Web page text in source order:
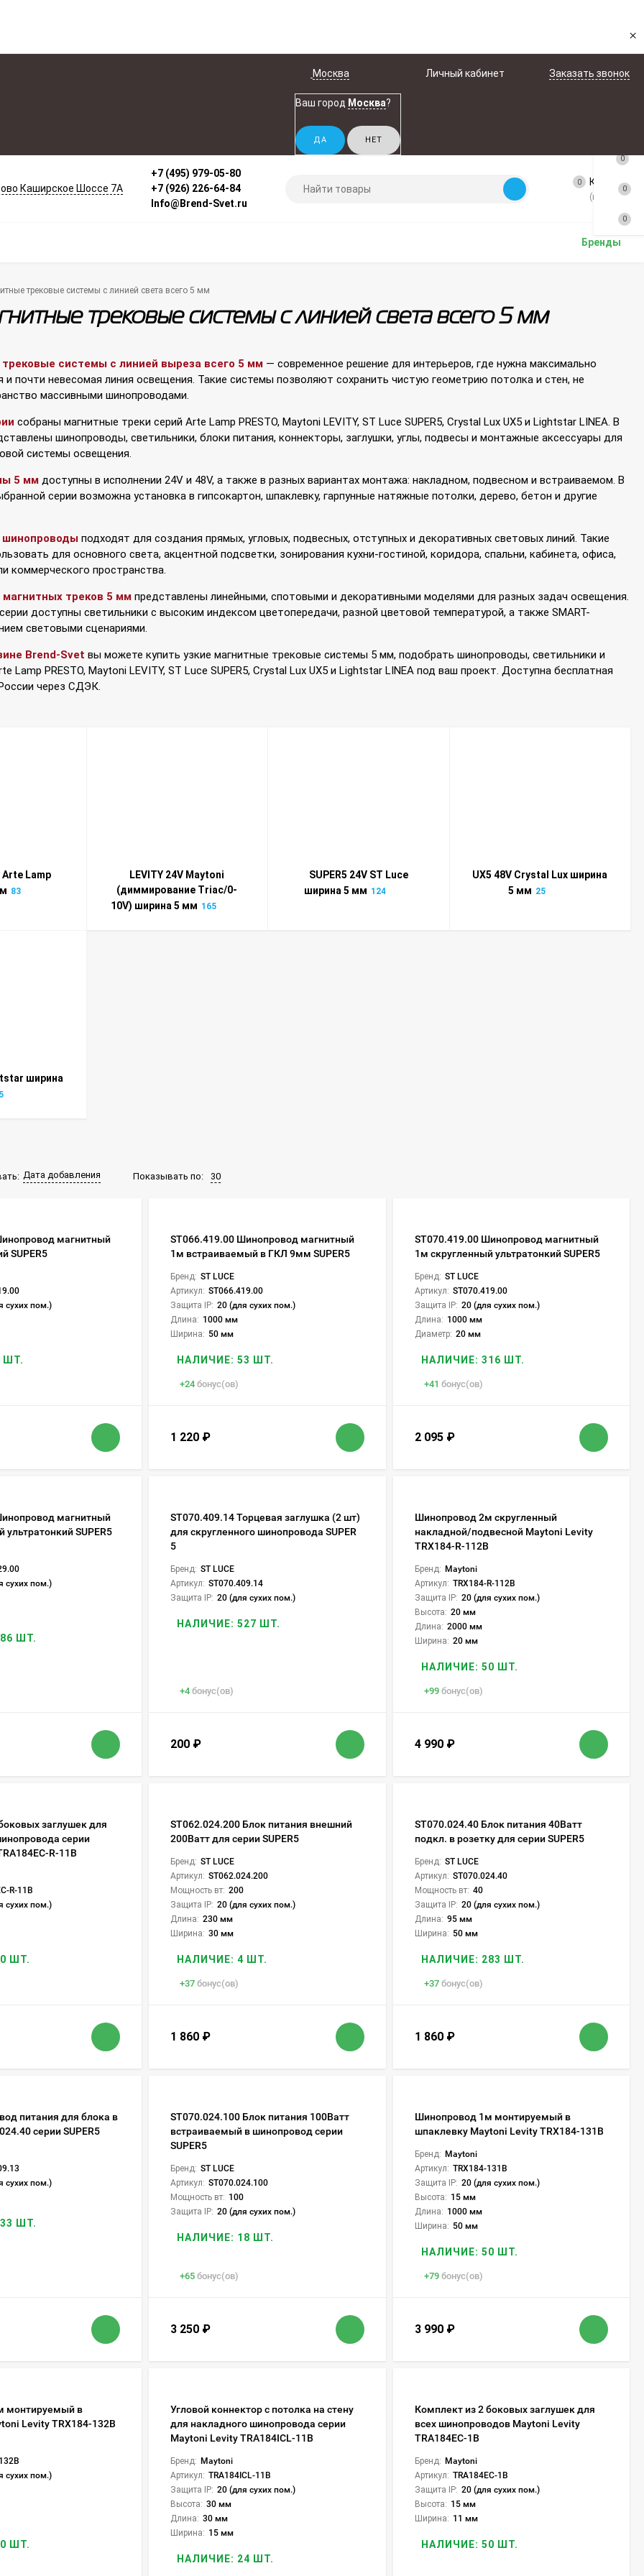
×
Москва
Ваш город Москва?
Личный кабинет Заказать звонок
Каширское Шоссе 7А
+7 (495) 979-05-80
+7 (926) 226-64-84
Info@Brend-Svet.ru
0 Корзина
(пусто)
Бренды
трековые системы с линией света всего 5 мм
трековые системы с линией света всего 5 мм
системы с линией выреза всего 5 мм — современное решение для интерьеров, где нужна максимально
и почти невесомая линия освещения. Такие системы позволяют сохранить чистую геометрию потолка и стен, не
массивными шинопроводами.
собраны магнитные треки серий Arte Lamp PRESTO, Maytoni LEVITY, ST Luce SUPER5, Crystal Lux UX5 и Lightstar LINEA. В
шинопроводы, светильники, блоки питания, коннекторы, заглушки, углы, подвесы и монтажные аксессуары для
системы освещения.
5 мм доступны в исполнении 24V и 48V, а также в разных вариантах монтажа: накладном, подвесном и встраиваемом. В
серии возможна установка в гипсокартон, шпаклевку, гарпунные натяжные потолки, дерево, бетон и другие
шинопроводы подходят для создания прямых, угловых, подвесных, отступных и декоративных световых линий. Такие
для основного света, акцентной подсветки, зонирования кухни-гостиной, коридора, спальни, кабинета, офиса,
коммерческого пространства.
треков 5 мм представлены линейными, спотовыми и декоративными моделями для разных задач освещения.
доступны светильники с высоким индексом цветопередачи, разной цветовой температурой, а также SMART-
световыми сценариями.
Brend-Svet вы можете купить узкие магнитные трековые системы 5 мм, подобрать шинопроводы, светильники и
Lamp PRESTO, Maytoni LEVITY, ST Luce SUPER5, Crystal Lux UX5 и Lightstar LINEA под ваш проект. Доступна бесплатная
через СДЭК.
Arte Lamp
83
LEVITY 24V Maytoni
(диммирование Triac/0-
10V) ширина 5 мм 165
SUPER5 24V ST Luce
ширина 5 мм 124
UX5 48V Crystal Lux ширина
5 мм 25
ширина
Дата добавления Показывать по: 30
магнитный
SUPER5
сухих пом.)
ШТ.
ST066.419.00 Шинопровод магнитный
1м встраиваемый в ГКЛ 9мм SUPER5
Бренд: ST LUCE
Артикул: ST066.419.00
Защита IP: 20 (для сухих пом.)
Длина: 1000 мм
Ширина: 50 мм
НАЛИЧИЕ: 53 ШТ.
+24 бонус(ов)
1 220 ₽
ST070.419.00 Шинопровод магнитный
1м скругленный ультратонкий SUPER5
Бренд: ST LUCE
Артикул: ST070.419.00
Защита IP: 20 (для сухих пом.)
Длина: 1000 мм
Диаметр: 20 мм
НАЛИЧИЕ: 316 ШТ.
+41 бонус(ов)
2 095 ₽
магнитный
ультратонкий SUPER5
сухих пом.)
ШТ.
ST070.409.14 Торцевая заглушка (2 шт)
для скругленного шинопровода SUPER
5
Бренд: ST LUCE
Артикул: ST070.409.14
Защита IP: 20 (для сухих пом.)
НАЛИЧИЕ: 527 ШТ.
+4 бонус(ов)
200 ₽
Шинопровод 2м скругленный
накладной/подвесной Maytoni Levity
TRX184-R-112B
Бренд: Maytoni
Артикул: TRX184-R-112B
Защита IP: 20 (для сухих пом.)
Высота: 20 мм
Длина: 2000 мм
Ширина: 20 мм
НАЛИЧИЕ: 50 ШТ.
+99 бонус(ов)
4 990 ₽
заглушек для
серии
R-11B
R-11B
сухих пом.)
ШТ.
ST062.024.200 Блок питания внешний
200Ватт для серии SUPER5
Бренд: ST LUCE
Артикул: ST062.024.200
Мощность вт: 200
Защита IP: 20 (для сухих пом.)
Длина: 230 мм
Ширина: 30 мм
НАЛИЧИЕ: 4 ШТ.
+37 бонус(ов)
1 860 ₽
ST070.024.40 Блок питания 40Ватт
подкл. в розетку для серии SUPER5
Бренд: ST LUCE
Артикул: ST070.024.40
Мощность вт: 40
Защита IP: 20 (для сухих пом.)
Длина: 95 мм
Ширина: 50 мм
НАЛИЧИЕ: 283 ШТ.
+37 бонус(ов)
1 860 ₽
питания для блока в
серии SUPER5
сухих пом.)
ШТ.
ST070.024.100 Блок питания 100Ватт
встраиваемый в шинопровод серии
SUPER5
Бренд: ST LUCE
Артикул: ST070.024.100
Мощность вт: 100
Защита IP: 20 (для сухих пом.)
НАЛИЧИЕ: 18 ШТ.
+65 бонус(ов)
3 250 ₽
Шинопровод 1м монтируемый в
шпаклевку Maytoni Levity TRX184-131B
Бренд: Maytoni
Артикул: TRX184-131B
Защита IP: 20 (для сухих пом.)
Высота: 15 мм
Длина: 1000 мм
Ширина: 50 мм
НАЛИЧИЕ: 50 ШТ.
+79 бонус(ов)
3 990 ₽
монтируемый в
Levity TRX184-132B
сухих пом.)
ШТ.
Угловой коннектор с потолка на стену
для накладного шинопровода серии
Maytoni Levity TRA184ICL-11B
Бренд: Maytoni
Артикул: TRA184ICL-11B
Защита IP: 20 (для сухих пом.)
Высота: 30 мм
Длина: 30 мм
Ширина: 15 мм
НАЛИЧИЕ: 24 ШТ.
Комплект из 2 боковых заглушек для
всех шинопроводов Maytoni Levity
TRA184EC-1B
Бренд: Maytoni
Артикул: TRA184EC-1B
Защита IP: 20 (для сухих пом.)
Высота: 15 мм
Ширина: 11 мм
НАЛИЧИЕ: 50 ШТ.
0
0
0